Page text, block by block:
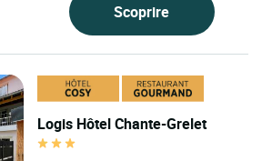
Scoprire
Logis Hôtel Chante-Grelet